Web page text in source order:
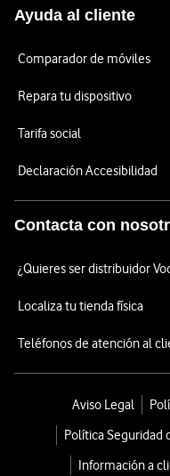
Ayuda al cliente
Comparador de móviles
Repara tu dispositivo
Tarifa social
Declaración Accesibilidad
Contacta con
¿Quieres ser distribuidor
Localiza tu tienda física
Teléfonos de atención al
Aviso Legal
Política Seguridad
Información a